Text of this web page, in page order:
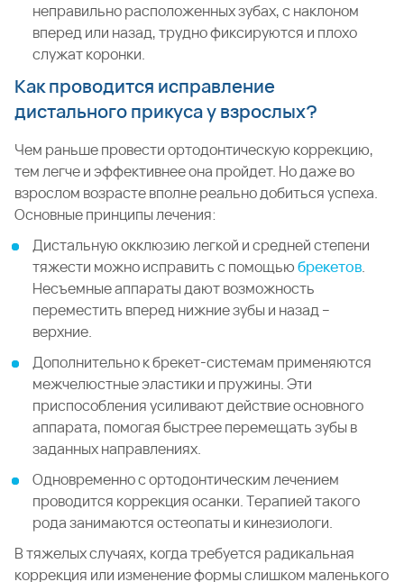
неправильно расположенных зубах, с наклоном
вперед или назад, трудно фиксируются и плохо
служат коронки.
Как проводится исправление
дистального прикуса у взрослых?
Чем раньше провести ортодонтическую коррекцию,
тем легче и эффективнее она пройдет. Но даже во
взрослом возрасте вполне реально добиться успеха.
Основные принципы лечения:
Дистальную окклюзию легкой и средней степени
тяжести можно исправить с помощьюбрекетов.
Несъемные аппараты дают возможность
переместить вперед нижние зубы и назад –
верхние.
Дополнительно к брекет-системам применяются
межчелюстные эластики и пружины. Эти
приспособления усиливают действие основного
аппарата, помогая быстрее перемещать зубы в
заданных направлениях.
Одновременно с ортодонтическим лечением
проводится коррекция осанки. Терапией такого
рода занимаются остеопаты и кинезиологи.
В тяжелых случаях, когда требуется радикальная
коррекция или изменение формы слишком маленького